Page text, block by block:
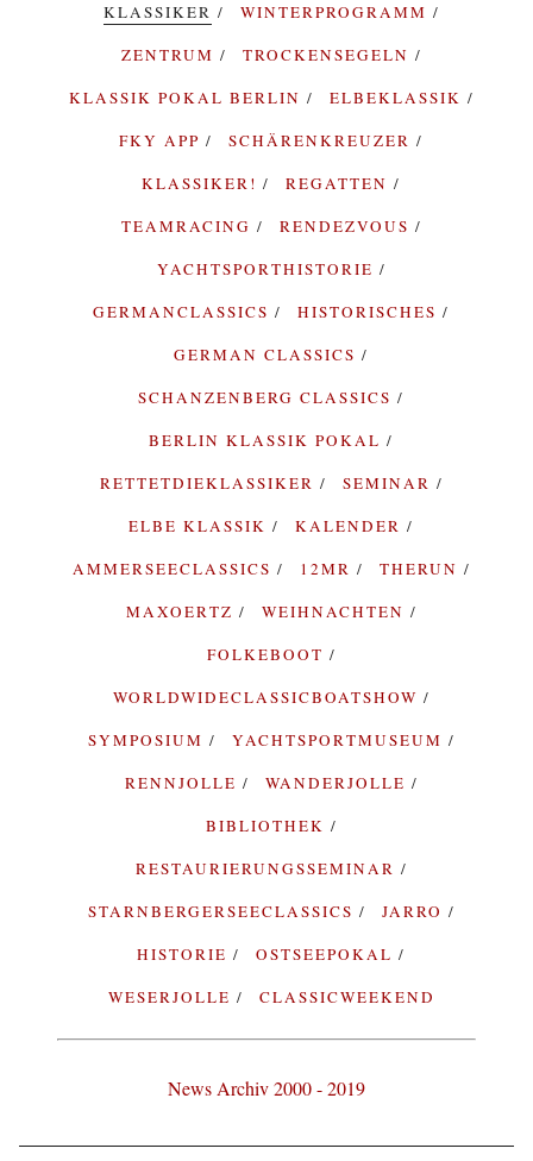
KLASSIKER
WINTERPROGRAMM
ZENTRUM
TROCKENSEGELN
KLASSIK POKAL BERLIN
ELBEKLASSIK
FKY APP
SCHÄRENKREUZER
KLASSIKER!
REGATTEN
TEAMRACING
RENDEZVOUS
YACHTSPORTHISTORIE
GERMANCLASSICS
HISTORISCHES
GERMAN CLASSICS
SCHANZENBERG CLASSICS
BERLIN KLASSIK POKAL
RETTETDIEKLASSIKER
SEMINAR
ELBE KLASSIK
KALENDER
AMMERSEECLASSICS
12MR
THERUN
MAXOERTZ
WEIHNACHTEN
FOLKEBOOT
WORLDWIDECLASSICBOATSHOW
SYMPOSIUM
YACHTSPORTMUSEUM
RENNJOLLE
WANDERJOLLE
BIBLIOTHEK
RESTAURIERUNGSSEMINAR
STARNBERGERSEECLASSICS
JARRO
HISTORIE
OSTSEEPOKAL
WESERJOLLE
CLASSICWEEKEND
News Archiv 2000 - 2019